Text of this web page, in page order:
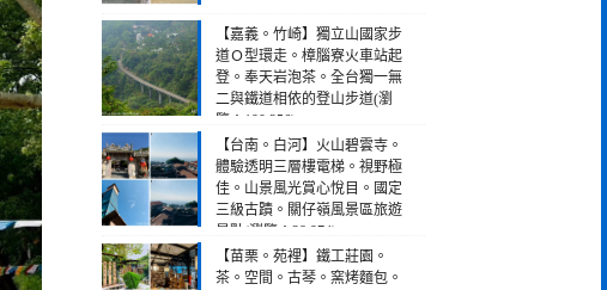
【嘉義。竹崎】獨立山國家步
道Ｏ型環走。樟腦寮火車站起
登。奉天岩泡茶。全台獨一無
二與鐵道相依的登山步道(瀏
覽：190,256)
【台南。白河】火山碧雲寺。
體驗透明三層樓電梯。視野極
佳。山景風光賞心悅目。國定
三級古蹟。關仔嶺風景區旅遊
景點(瀏覽：28,974)
【苗栗。苑裡】鐵工莊園。
茶。空間。古琴。窯烤麵包。